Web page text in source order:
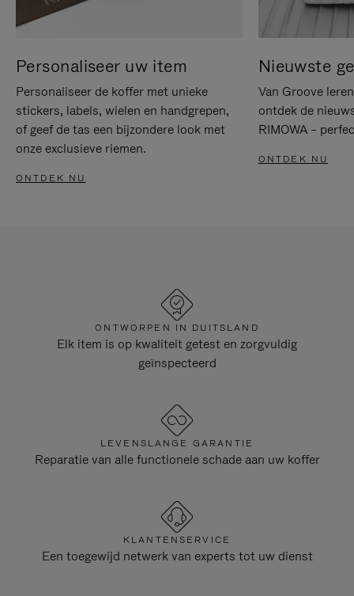
Personaliseer uw item
Personaliseer de koffer met unieke
stickers, labels, wielen en handgrepen,
of geef de tas een bijzondere look met
onze exclusieve riemen.
ONTDEK NU
Nieuwste
Van Groove
ontdek de
RIMOWA –
ONTDEK NU
ONTWORPEN IN DUITSLAND
Elk item is op kwaliteit getest en zorgvuldig
geïnspecteerd
LEVENSLANGE GARANTIE
Reparatie van alle functionele schade aan uw koffer
KLANTENSERVICE
Een toegewijd netwerk van experts tot uw dienst